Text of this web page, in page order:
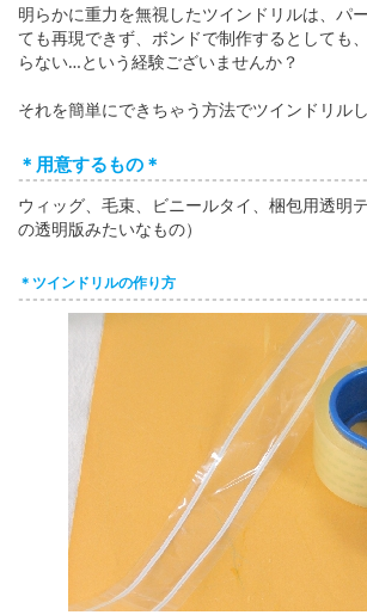
ภาษาไทย
tiéng Viêt
明らかに重力を無視したツインドリルは、パ
ても再現できず、ボンドで制作するとしても
らない…という経験ございませんか？
それを簡単にできちゃう方法でツインドリル
＊用意するもの＊
ウィッグ、毛束、ビニールタイ、梱包用透明
の透明版みたいなもの）
＊ツインドリルの作り方